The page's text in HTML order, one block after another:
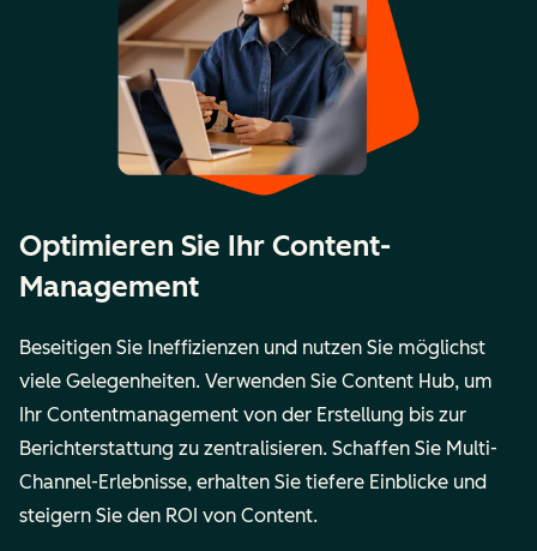
Optimieren Sie Ihr Content-
Management
Beseitigen Sie Ineffizienzen und nutzen Sie möglichst
viele Gelegenheiten. Verwenden Sie Content Hub, um
Ihr Contentmanagement von der Erstellung bis zur
Berichterstattung zu zentralisieren. Schaffen Sie Multi-
Channel-Erlebnisse, erhalten Sie tiefere Einblicke und
steigern Sie den ROI von Content.